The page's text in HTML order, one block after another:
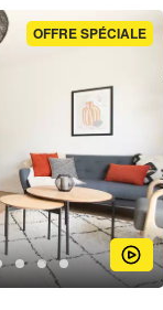
OFFRE SPÉCIALE